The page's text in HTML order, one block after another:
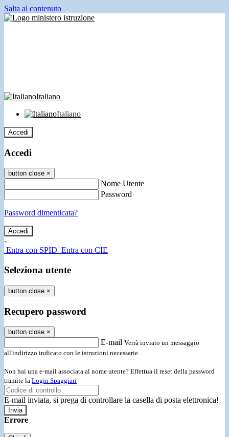
Salta al contenuto
Italiano
Italiano
Accedi
Accedi
button close ×
Nome Utente
Password
Password dimenticata?
-
Entra con SPID Entra con CIE
Seleziona utente
button close ×
Recupero password
button close ×
E-mail Verrà inviato un messaggio
all'indirizzo indicato con le istruzioni necessarie.
Non hai una e-mail associata al nome utente? Effettua il reset della password
tramite la Login Spaggiari
E-mail inviata, si prega di controllare la casella di posta elettronica!
Errore